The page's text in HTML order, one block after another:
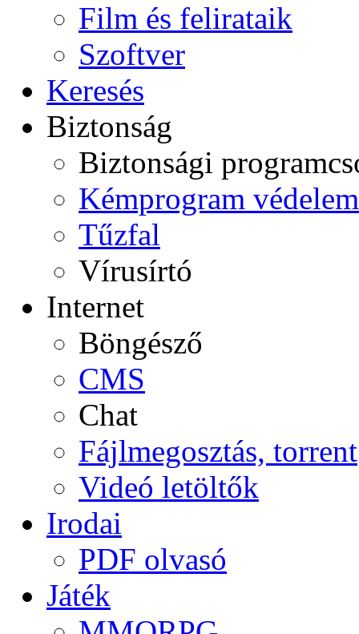
Film és felirataik
Szoftver
Keresés
Biztonság
Biztonsági
Kémprogram védelem
Tűzfal
Vírusírtó
Internet
Böngésző
CMS
Chat
Fájlmegosztás, torrent
Videó letöltők
Irodai
PDF olvasó
Játék